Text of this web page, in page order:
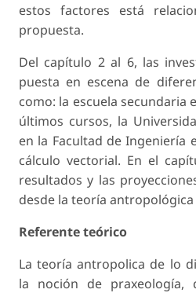
estos factores está
propuesta.
Del capítulo 2 al 6, las
puesta en escena de
como: la escuela secundaria
últimos cursos, la
en la Facultad de Ingeniería
cálculo vectorial. En el
resultados y las
desde la teoría
Referente teórico
La teoría antropolica de lo
la noción de praxeología,